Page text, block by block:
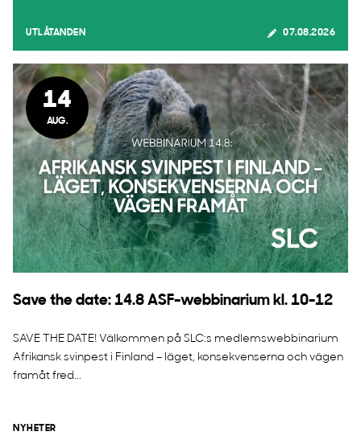
UTLÅTANDEN 07.08.2026
14
AUG.
Save the date: 14.8 ASF-webbinarium kl. 10-12
SAVE THE DATE! Välkommen på SLC:s medlemswebbinarium
Afrikansk svinpest i Finland – läget, konsekvenserna och vägen
framåt fred...
NYHETER